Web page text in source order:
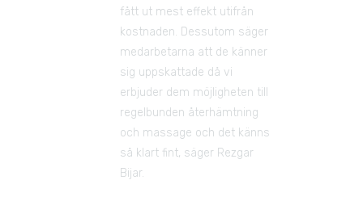
fått ut mest effekt utifrån
kostnaden. Dessutom säger
medarbetarna att de känner
sig uppskattade då vi
erbjuder dem möjligheten till
regelbunden återhämtning
och massage och det känns
så klart fint, säger Rezgar
Bijar.